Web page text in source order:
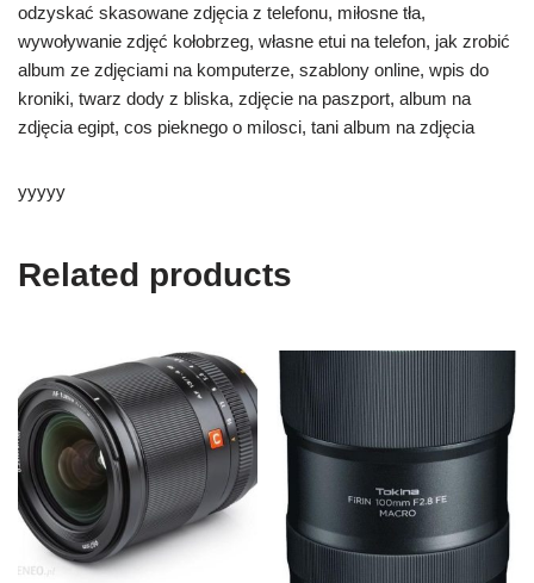
odzyskać skasowane zdjęcia z telefonu, miłosne tła,
wywoływanie zdjęć kołobrzeg, własne etui na telefon, jak zrobić
album ze zdjęciami na komputerze, szablony online, wpis do
kroniki, twarz dody z bliska, zdjęcie na paszport, album na
zdjęcia egipt, cos pieknego o milosci, tani album na zdjęcia
yyyyy
Related products